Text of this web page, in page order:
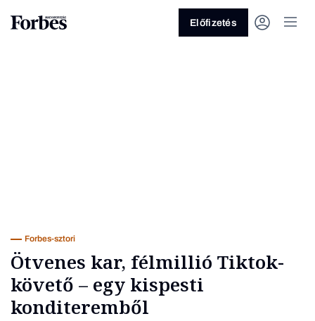
Üzlet
Előfizetés
Forbes-sztori
Ötvenes kar, félmillió Tiktok-
követő – egy kispesti
konditeremből